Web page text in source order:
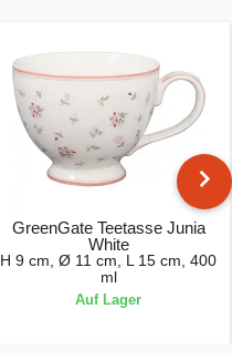
GreenGate Teetasse Junia
White
H 9 cm, Ø 11 cm, L 15 cm, 400
ml
Auf Lager